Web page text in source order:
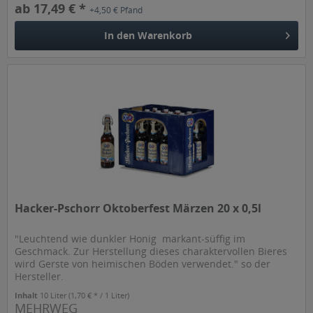
ab 17,49 € *+4,50 € Pfand
In den Warenkorb
Hacker-Pschorr Oktoberfest Märzen 20 x 0,5l
"Leuchtend wie dunkler Honig  markant-süffig im
Geschmack. Zur Herstellung dieses charaktervollen Bieres
wird Gerste von heimischen Böden verwendet." so der
Hersteller.
Inhalt 10 Liter(1,70 € * / 1 Liter)
MEHRWEG